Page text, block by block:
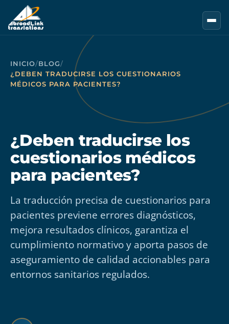
Saltar al contenido principal
INICIO/BLOG/
¿DEBEN TRADUCIRSE LOS CUESTIONARIOS
MÉDICOS PARA PACIENTES?
¿Deben traducirse los
cuestionarios médicos
para pacientes?
La traducción precisa de cuestionarios para
pacientes previene errores diagnósticos,
mejora resultados clínicos, garantiza el
cumplimiento normativo y aporta pasos de
aseguramiento de calidad accionables para
entornos sanitarios regulados.